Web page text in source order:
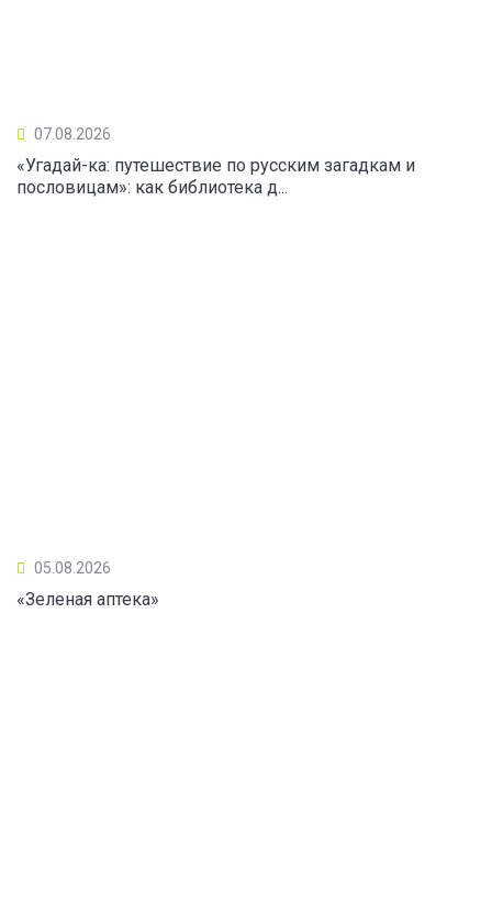
07.08.2026
«Угадай-ка: путешествие по русским загадкам и
пословицам»: как библиотека д...
05.08.2026
«Зеленая аптека»